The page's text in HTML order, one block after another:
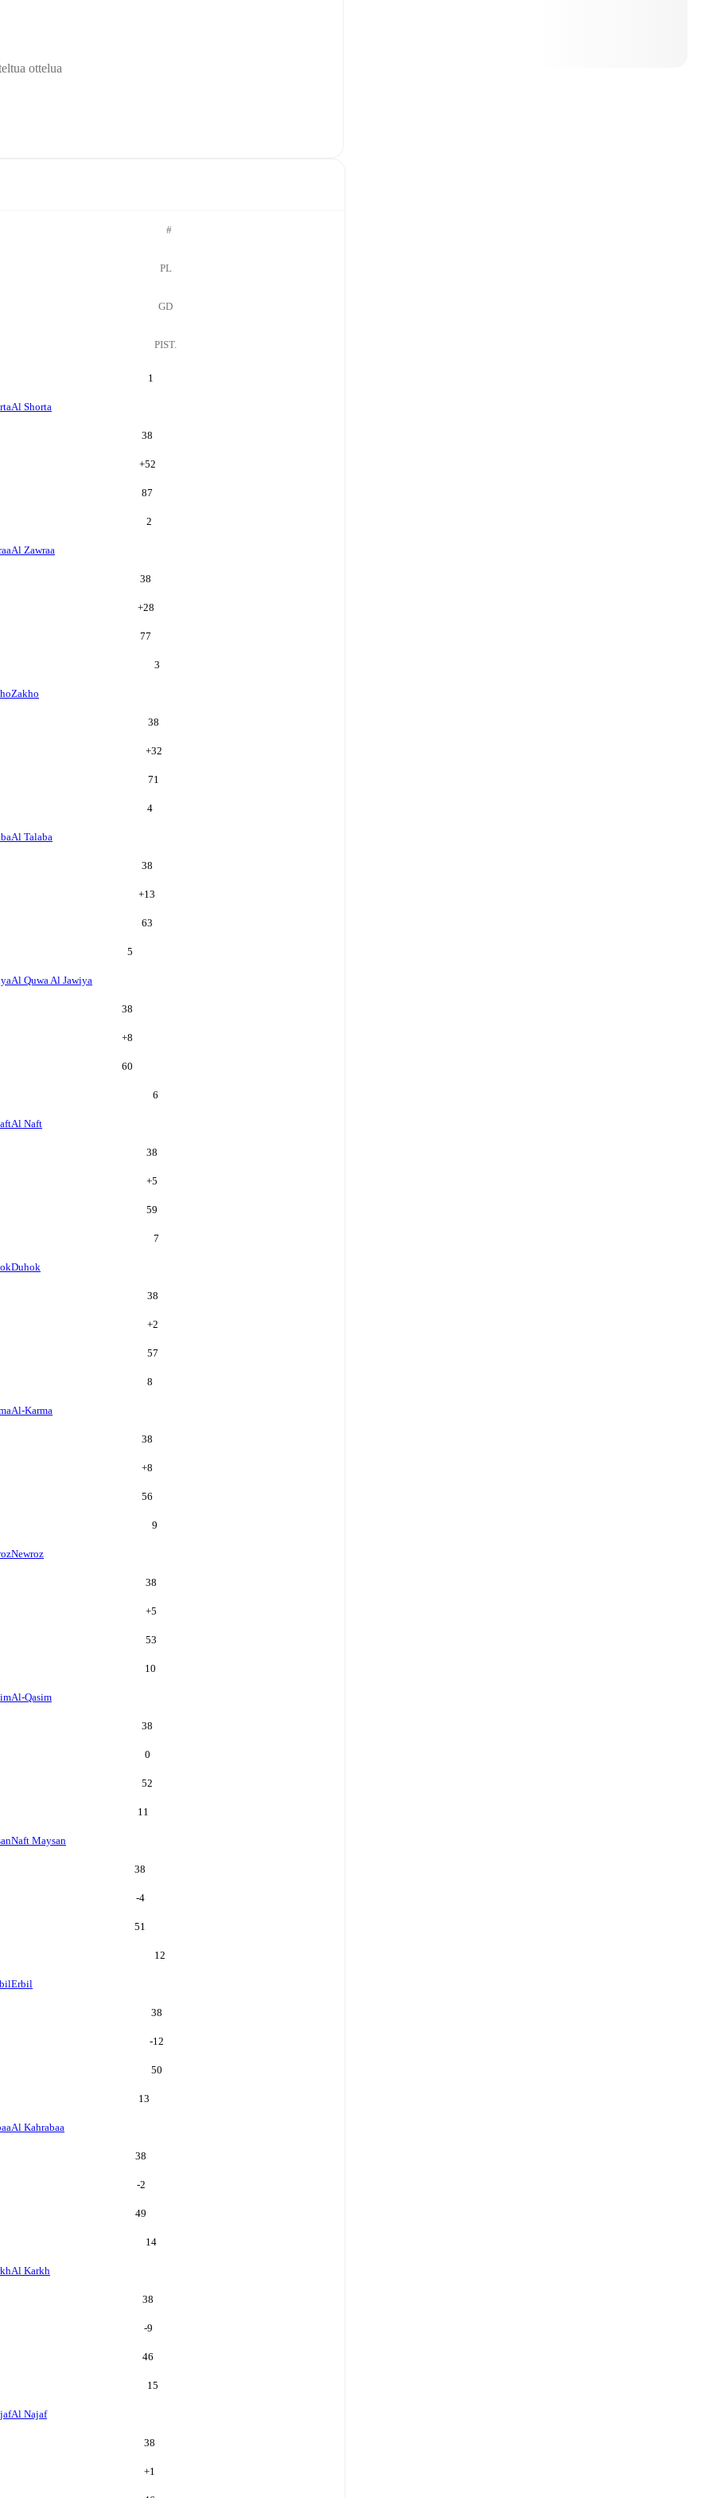
ottelua
#
PL
GD
PIST.
1
Al Shorta
38
+52
87
2
Al Zawraa
38
+28
77
3
Zakho
38
+32
71
4
Al Talaba
38
+13
63
5
Al Quwa Al Jawiya
38
+8
60
6
Al Naft
38
+5
59
7
Duhok
38
+2
57
8
Al-Karma
38
+8
56
9
Newroz
38
+5
53
10
Al-Qasim
38
0
52
11
Naft Maysan
38
-4
51
12
Erbil
38
-12
50
13
Al Kahrabaa
38
-2
49
14
Al Karkh
38
-9
46
15
Al Najaf
38
+1